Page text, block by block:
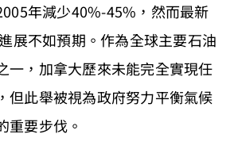
年減少40%-45%，然而最新
展不如預期。作為全球主要石油
一，加拿大歷來未能完全實現任
但此舉被視為政府努力平衡氣候
重要步伐。